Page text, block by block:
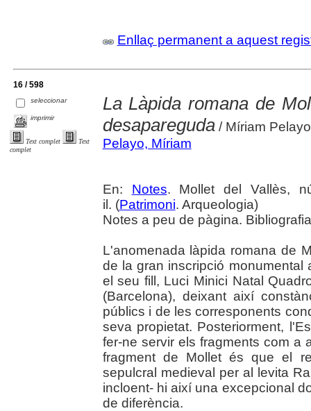
Enllaç permanent a aquest
16 / 598
seleccionar
imprimir
Text complet
Text
complet
La Làpida romana de
desapareguda/ Míriam Pelayo
Pelayo, Míriam
En: Notes. Mollet del Vallès,
il. (Patrimoni. Arqueologia)
Notes a peu de pàgina.
L'anomenada làpida romana de
de la gran inscripció
el seu fill, Luci Minici Natal
(Barcelona), deixant així
públics i de les corresponents
seva propietat. Posteriorment,
fer-ne servir els fragments com a
fragment de Mollet és que el
sepulcral medieval per al levita
incloent- hi així una excepcional
de diferència.